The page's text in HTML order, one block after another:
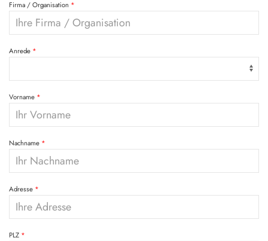
Firma / Organisation
Anrede
Vorname
Nachname
Adresse
PLZ